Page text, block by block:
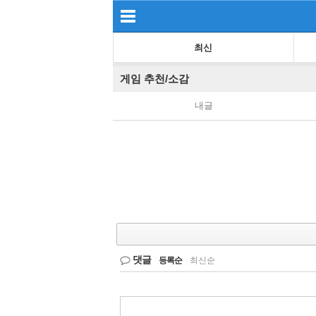
최신
게임 추천/소감
내글
댓글 등록순 최신순